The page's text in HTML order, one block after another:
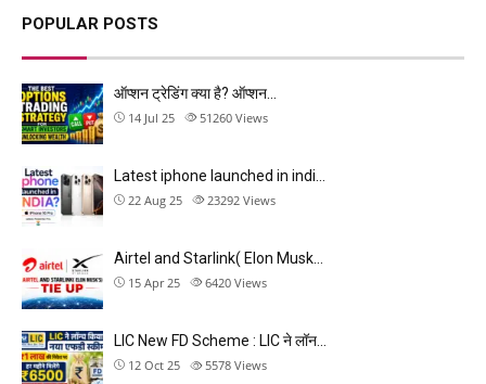
POPULAR POSTS
ऑप्शन ट्रेडिंग क्या है? ऑप्शन…
14 Jul 25 51260 Views
Latest iphone launched in indi…
22 Aug 25 23292 Views
Airtel and Starlink( Elon Musk…
15 Apr 25 6420 Views
LIC New FD Scheme : LIC ने लॉन…
12 Oct 25 5578 Views